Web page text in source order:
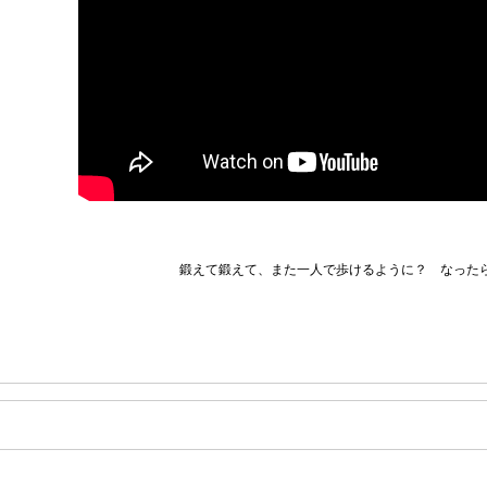
鍛えて鍛えて、また一人で歩けるように？ なった